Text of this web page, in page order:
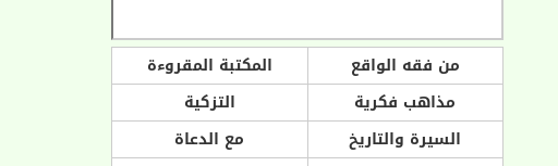
من فقه الواقع
المكتبة المقروءة
مذاهب فكرية
التزكية
السيرة والتاريخ
مع الدعاة